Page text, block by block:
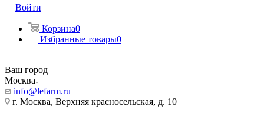
Войти
Корзина0
Избранные товары0
Ваш город
Москва
info@lefarm.ru
г. Москва, Верхняя красносельская, д. 10